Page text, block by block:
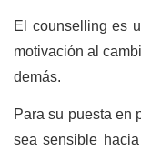
El counselling es
motivación al
demás.
Para su puesta en
sea sensible